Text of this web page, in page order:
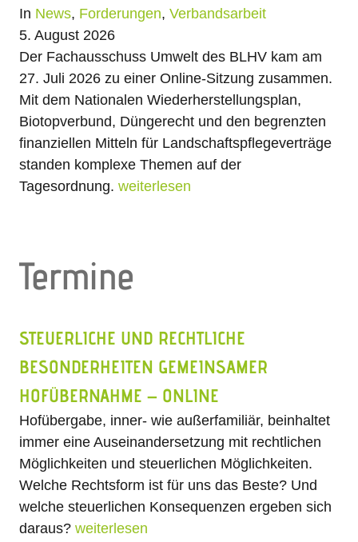
In News, Forderungen, Verbandsarbeit
5. August 2026
Der Fachausschuss Umwelt des BLHV kam am
27. Juli 2026 zu einer Online-Sitzung zusammen.
Mit dem Nationalen Wiederherstellungsplan,
Biotopverbund, Düngerecht und den begrenzten
finanziellen Mitteln für Landschaftspflegeverträge
standen komplexe Themen auf der
Tagesordnung. weiterlesen
Termine
STEUERLICHE UND RECHTLICHE
BESONDERHEITEN GEMEINSAMER
HOFÜBERNAHME – ONLINE
Hofübergabe, inner- wie außerfamiliär, beinhaltet
immer eine Auseinandersetzung mit rechtlichen
Möglichkeiten und steuerlichen Möglichkeiten.
Welche Rechtsform ist für uns das Beste? Und
welche steuerlichen Konsequenzen ergeben sich
daraus?weiterlesen